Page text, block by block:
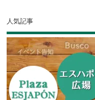
人気記事